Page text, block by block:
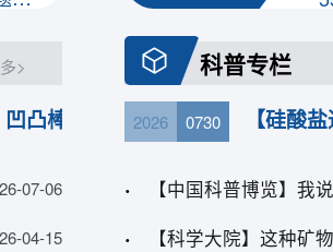
>
凸棒石，解锁高效安全止血新技
07-06
04-15
科普专栏
【硅酸
2026 0730
【中国科普博览】我